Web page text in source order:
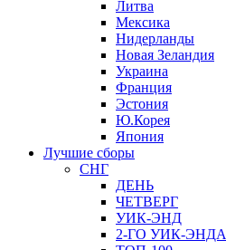
Литва
Мексика
Нидерланды
Новая Зеландия
Украина
Франция
Эстония
Ю.Корея
Япония
Лучшие сборы
СНГ
ДЕНЬ
ЧЕТВЕРГ
УИК-ЭНД
2-ГО УИК-ЭНДА